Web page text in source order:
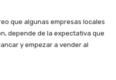
que algunas empresas locales
depende de la expectativa que
y empezar a vender al